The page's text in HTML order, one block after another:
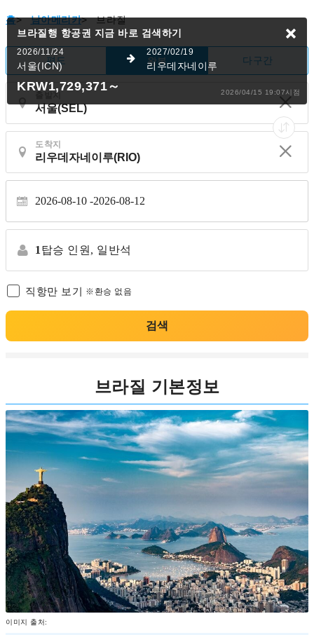
홈> 남아메리카> 브라질
편도 왕복 다구간
출발지
도착지
2026-08-10 2026-08-12
1 탑승 인원, 일반석
직항만 보기 ※환승 없음
검색
브라질행 항공권 지금 바로 검색하기
2026/11/24
서울(ICN)
2027/02/19
리우데자네이루
KRW1,729,371～ 2026/04/15 19:07시점
브라질 기본정보
이미지 출처: